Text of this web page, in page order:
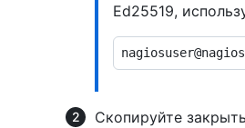
Ed25519,
Скопируйте